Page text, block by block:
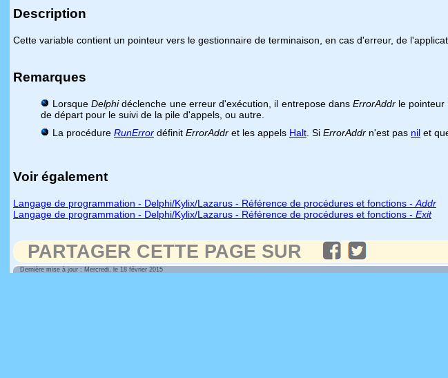
Description
Cette variable contient un pointeur vers le gestionnaire de terminaison, en cas d'erreur, de
Remarques
LorsqueDelphidéclenche une erreur d'exécution, il entrepose dansErrorAddr le pointeur
de départ pour le suivi de la pile d'appels, ou autre.
La procédure RunError définit ErrorAddr et les appels Halt . Si ErrorAddr n'est pas nil et
Voir également
Langage de programmation - Delphi/Kylix/Lazarus - Référence de procédures et fonctions - Addr
Langage de programmation - Delphi/Kylix/Lazarus - Référence de procédures et fonctions - Exit
PARTAGER CETTE PAGE SUR
Dernière mise à jour : Mercredi, le 18 février 2015